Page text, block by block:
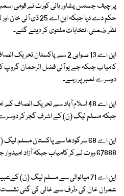
پر چیف جسٹس پشاور ہائی کورٹ نے قومی
حکم دے دیا جبکہ این
نظر ضمنی انتخابات ملتوی کر دیئے گئے۔
کامیاب جبکہ جے یو آئی فضل الرحمان گروپ
دوسرے نمبر پر رہے۔
جبکہ مسلم لیگ (ن) کے اشرف گجر کر دوسرے
این اے 68 سرگودھا سے پاکستان
67888 ووٹ لے کر کامیاب جبکہ آزاد امیدوار جاوید حسنین شاہ دوسرے نمبر پر رہے۔
عمران خان کی طرف سے خالی کی گئی نشست